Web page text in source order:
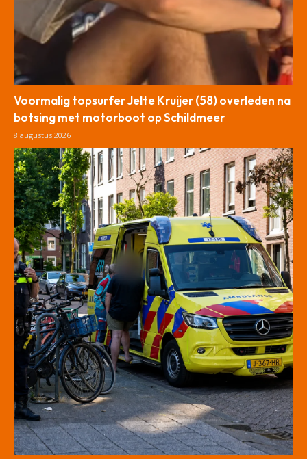
Voormalig topsurfer Jelte Kruijer (58) overleden na
botsing met motorboot op Schildmeer
8 augustus 2026